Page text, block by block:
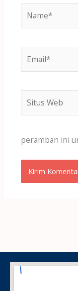
Web
peramban ini